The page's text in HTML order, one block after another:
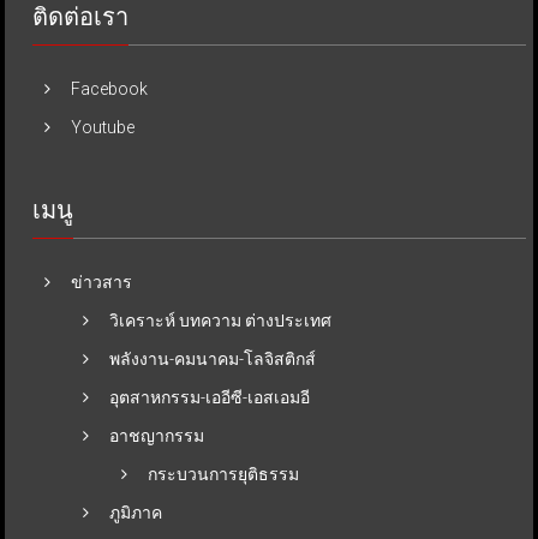
ติดต่อเรา
Facebook
Youtube
เมนู
ข่าวสาร
วิเคราะห์ บทความ ต่างประเทศ
พลังงาน-คมนาคม-โลจิสติกส์
อุตสาหกรรม-เออีซี-เอสเอมอี
อาชญากรรม
กระบวนการยุติธรรม
ภูมิภาค